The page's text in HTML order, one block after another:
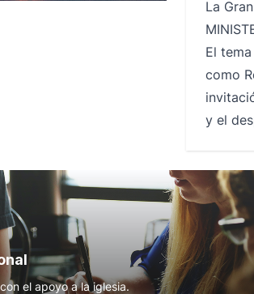
La
El
como
y el
el apoyo a la iglesia.